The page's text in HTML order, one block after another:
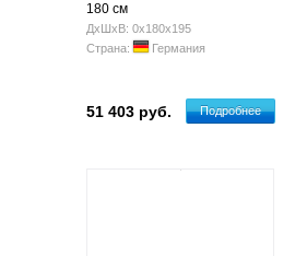
180 см
ДхШхВ: 0х180х195
Страна:
Германия
51 403 руб. Подробнее